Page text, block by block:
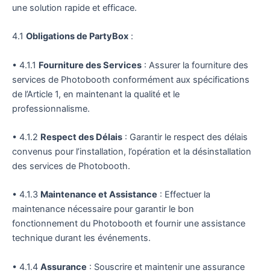
une solution rapide et efficace.
4.1 Obligations de PartyBox :
• 4.1.1 Fourniture des Services : Assurer la fourniture des
services de Photobooth conformément aux spécifications
de l’Article 1, en maintenant la qualité et le
professionnalisme.
• 4.1.2 Respect des Délais : Garantir le respect des délais
convenus pour l’installation, l’opération et la désinstallation
des services de Photobooth.
• 4.1.3 Maintenance et Assistance : Effectuer la
maintenance nécessaire pour garantir le bon
fonctionnement du Photobooth et fournir une assistance
technique durant les événements.
• 4.1.4 Assurance : Souscrire et maintenir une assurance